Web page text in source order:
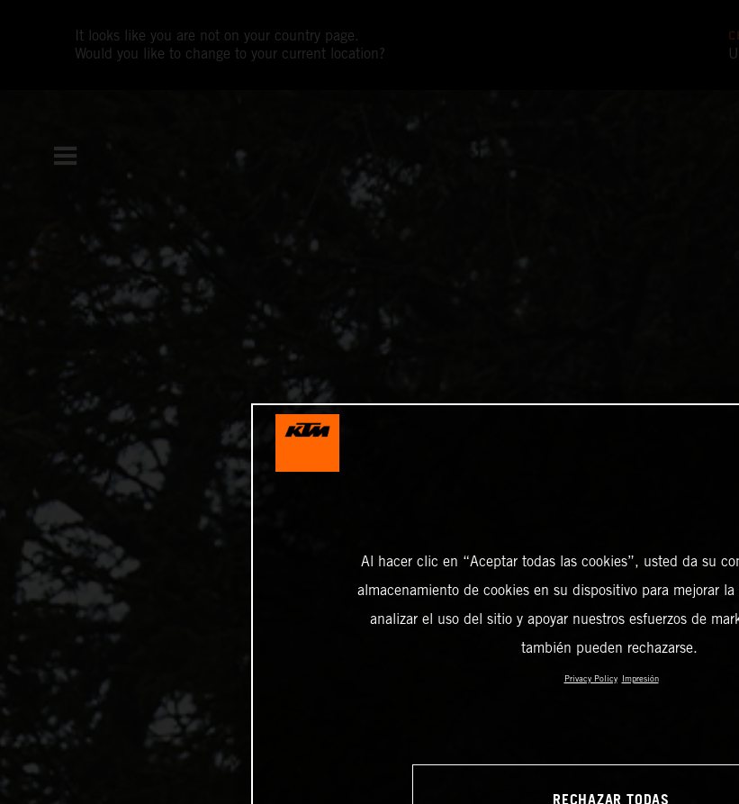
It looks like you are not on your country page.
Would you like to change to your current location?
Al hacer clic en “Aceptar todas las cookies”, usted da su
almacenamiento de cookies en su dispositivo para mejorar
analizar el uso del sitio y apoyar nuestros esfuerzos de
también pueden rechazarse.
Privacy Policy Impresión